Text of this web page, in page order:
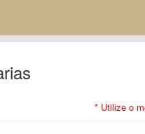
* Utilize o